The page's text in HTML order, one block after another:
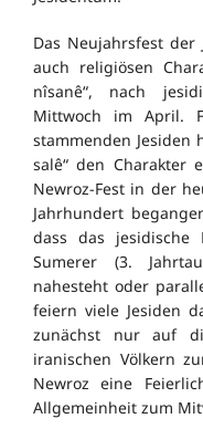
Das Neujahrsfest der
auch religiösen
nîsanê“, nach
Mittwoch im April.
stammenden Jesiden
salê“ den Charakter
Newroz-Fest in der
Jahrhundert
dass das jesidische
Sumerer (3.
nahesteht oder
feiern viele Jesiden
zunächst nur auf
iranischen Völkern
Newroz eine
Allgemeinheit zum